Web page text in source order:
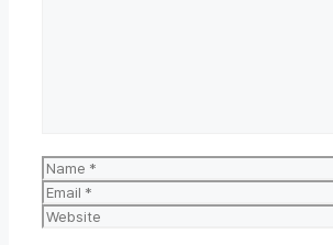
Name
Email
Website